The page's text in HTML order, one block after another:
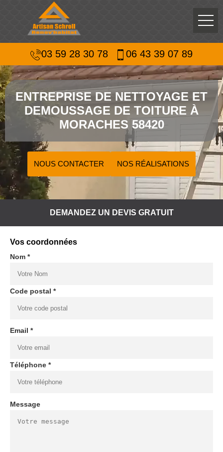
03 59 28 30 78 06 43 39 07 89
ENTREPRISE DE NETTOYAGE ET
DEMOUSSAGE DE TOITURE À
MORACHES 58420
NOUS CONTACTER NOS RÉALISATIONS
DEMANDEZ UN DEVIS GRATUIT
Vos coordonnées
Nom *
Code postal *
Email *
Téléphone *
Message